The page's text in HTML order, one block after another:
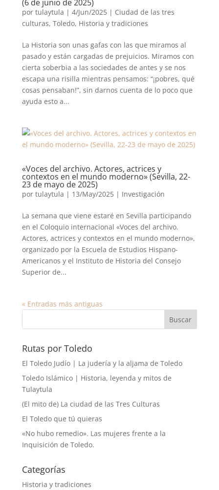
(6 de junio de 2025)
por tulaytula | 4/Jun/2025| Ciudad de las tres
culturas, Toledo, Historia y tradiciones
La Historia son unas gafas con las que miramos al
pasado y están cargadas de prejuicios. Miramos con
cierta soberbia a las sociedades de antes y se nos
escapa una risilla mientras pensamos: “¡pobres, qué
cosas pensaban!”, sin darnos cuenta de lo poco que
ayuda esto a...
«Voces del archivo. Actores, actrices y
contextos en el mundo moderno» (Sevilla, 22-
23 de mayo de 2025)
por tulaytula | 13/May/2025| Investigación
La semana que viene estaré en Sevilla participando
en el Coloquio internacional «Voces del archivo.
Actores, actrices y contextos en el mundo moderno»,
organizado por la Escuela de Estudios Hispano-
Americanos y el Instituto de Historia del Consejo
Superior de...
« Entradas más antiguas
Rutas por Toledo
El Toledo Judío | La judería y la aljama de Toledo
Toledo Islámico | Historia, leyenda y mitos de
Tulaytula
(El mito de) La ciudad de las Tres Culturas
El Toledo que tú quieras
«No hubo remedio». Las mujeres frente a la
Inquisición de Toledo.
Categorías
Historia y tradiciones